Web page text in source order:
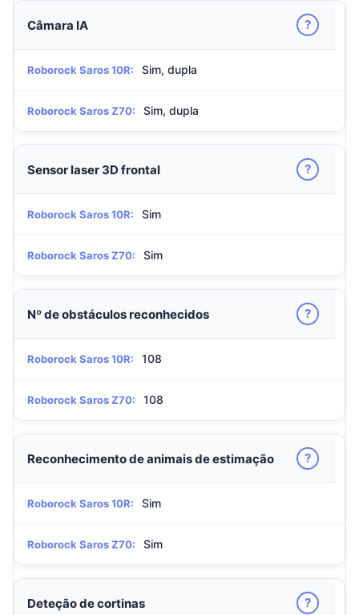
Câmara IA ?
Roborock Saros 10R: Sim, dupla
Roborock Saros Z70: Sim, dupla
Sensor laser 3D frontal ?
Roborock Saros 10R: Sim
Roborock Saros Z70: Sim
Nº de obstáculos reconhecidos ?
Roborock Saros 10R: 108
Roborock Saros Z70: 108
Reconhecimento de animais de estimação ?
Roborock Saros 10R: Sim
Roborock Saros Z70: Sim
Deteção de cortinas ?